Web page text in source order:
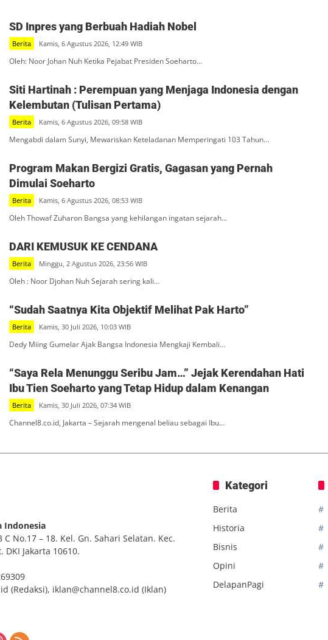
SD Inpres yang Berbuah Hadiah Nobel
Berita Kamis, 6 Agustus 2026, 12:49 WIB
Oleh: Noor Johan Nuh Ketika Pejabat Presiden Soeharto…
Siti Hartinah : Perempuan yang Menjaga Indonesia dengan
Kelembutan (Tulisan Pertama)
Berita Kamis, 6 Agustus 2026, 09:58 WIB
Mengabdi dalam Sunyi, Mewariskan Keteladanan Memperingati 103 Tahun…
Program Makan Bergizi Gratis, Gagasan yang Pernah
Dimulai Soeharto
Berita Kamis, 6 Agustus 2026, 08:53 WIB
Oleh Thowaf Zuharon Bangsa yang kehilangan ingatan sejarah…
DARI KEMUSUK KE CENDANA
Berita Minggu, 2 Agustus 2026, 23:56 WIB
Oleh : Noor Djohan Nuh Sejarah sering kali…
“Sudah Saatnya Kita Objektif Melihat Pak Harto”
Berita Kamis, 30 Juli 2026, 10:03 WIB
Dedy Miing Gumelar Ajak Bangsa Indonesia Mengkaji Kembali…
“Saya Rela Menunggu Seribu Jam…” Jejak Kerendahan Hati
Ibu Tien Soeharto yang Tetap Hidup dalam Kenangan
Berita Kamis, 30 Juli 2026, 07:34 WIB
Channel8.co.id, Jakarta – Sejarah mengenal beliau sebagai Ibu…
Indonesia
C No.17 – 18. Kel. Gn. Sahari Selatan. Kec.
DKI Jakarta 10610.
(Redaksi), iklan@channel8.co.id (Iklan)
Kategori
Berita
Historia
Bisnis
Opini
DelapanPagi